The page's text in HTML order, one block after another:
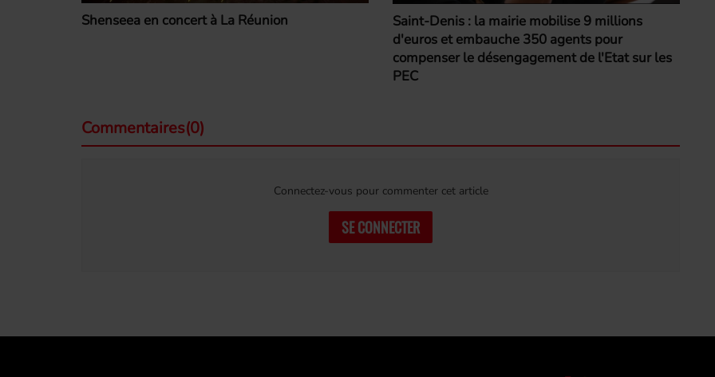
Shenseea en concert à La Réunion
Saint-Denis : la mairie mobilise 9 millions
d'euros et embauche 350 agents pour
compenser le désengagement de l'Etat sur les
PEC
Commentaires(0)
Connectez-vous pour commenter cet article
SE CONNECTER